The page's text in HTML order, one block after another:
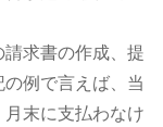
求書の作成、提
例で言えば、当
末に支払わなけ